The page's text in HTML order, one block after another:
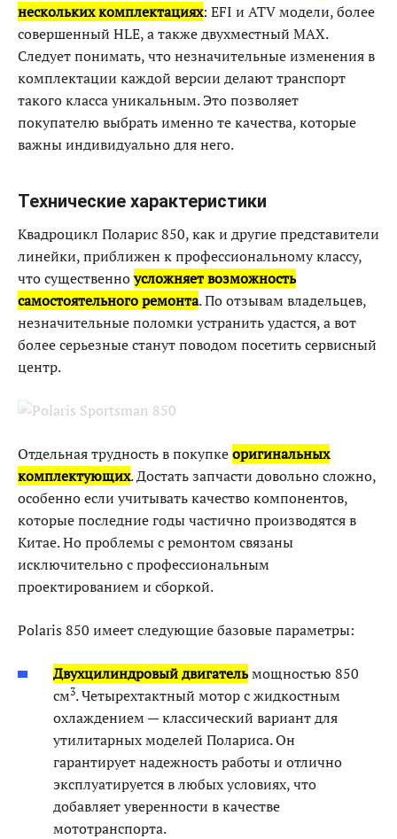
нескольких комплектациях: EFI и ATV модели, более
совершенный HLE, а также двухместный MAX.
Следует понимать, что незначительные изменения в
комплектации каждой версии делают транспорт
такого класса уникальным. Это позволяет
покупателю выбрать именно те качества, которые
важны индивидуально для него.
Технические характеристики
Квадроцикл Поларис 850, как и другие представители
линейки, приближен к профессиональному классу,
что существенноусложняет возможность
самостоятельного ремонта. По отзывам владельцев,
незначительные поломки устранить удастся, а вот
более серьезные станут поводом посетить сервисный
центр.
Отдельная трудность в покупкеоригинальных
комплектующих. Достать запчасти довольно сложно,
особенно если учитывать качество компонентов,
которые последние годы частично производятся в
Китае. Но проблемы с ремонтом связаны
исключительно с профессиональным
проектированием и сборкой.
Polaris 850 имеет следующие базовые параметры:
Двухцилиндровый двигательмощностью 850
см3. Четырехтактный мотор с жидкостным
охлаждением — классический вариант для
утилитарных моделей Полариса. Он
гарантирует надежность работы и отлично
эксплуатируется в любых условиях, что
добавляет уверенности в качестве
мототранспорта.